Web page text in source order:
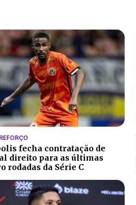
fecha contratação de
direito para as últimas
rodadas da Série C